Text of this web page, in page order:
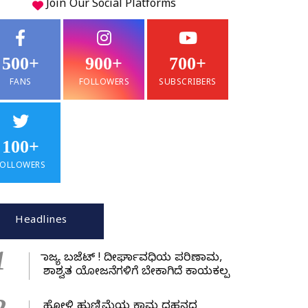
Join OurSocial Platforms
500+
FANS
900+
FOLLOWERS
700+
SUBSCRIBERS
100+
Headlines
ರಾಜ್ಯ ಬಜೆಟ್ ! ದೀರ್ಘಾವಧಿಯ ಪರಿಣಾಮ,
ಶಾಶ್ವತ ಯೋಜನೆಗಳಿಗೆ ಬೇಕಾಗಿದೆ ಕಾಯಕಲ್ಪ